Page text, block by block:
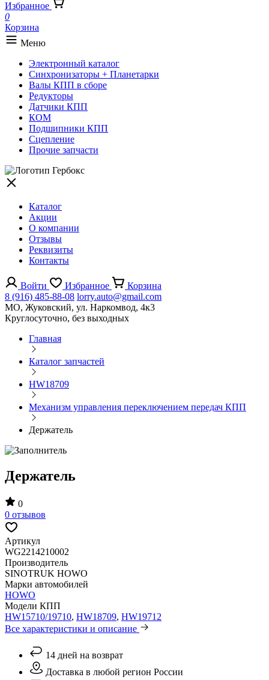
Избранное
0
Корзина
Меню
Электронный каталог
Синхронизаторы + Планетарки
Валы КПП в сборе
Редукторы
Датчики КПП
КОМ
Подшипники КПП
Сцепление
Прочие запчасти
Каталог
Акции
О компании
Отзывы
Реквизиты
Контакты
Войти Избранное
Корзина
8 (916) 485-88-08 lorry.auto@gmail.com
МО, Жуковский, ул. Наркомвод, 4к3
Круглосуточно, без выходных
Главная
Каталог запчастей
HW18709
Механизм управления переключением передач КПП
Держатель
Держатель
0
0 отзывов
Артикул
WG2214210002
Производитель
SINOTRUK HOWO
Марки автомобилей
HOWO
Модели КПП
HW15710/19710, HW18709, HW19712
Все характеристики и описание
14 дней на возврат
Доставка в любой регион России